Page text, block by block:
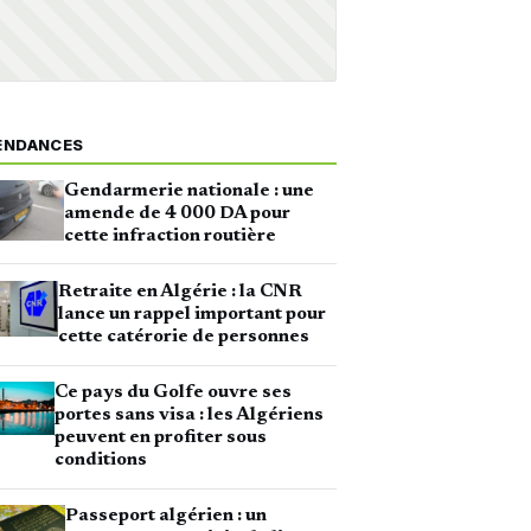
Gendarmerie nationale : une
amende de 4 000 DA pour
cette infraction routière
Retraite en Algérie : la CNR
lance un rappel important pour
cette catérorie de personnes
Ce pays du Golfe ouvre ses
portes sans visa : les Algériens
peuvent en profiter sous
conditions
Passeport algérien : un